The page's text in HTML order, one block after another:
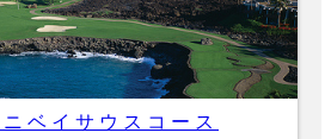
ベイサウスコース